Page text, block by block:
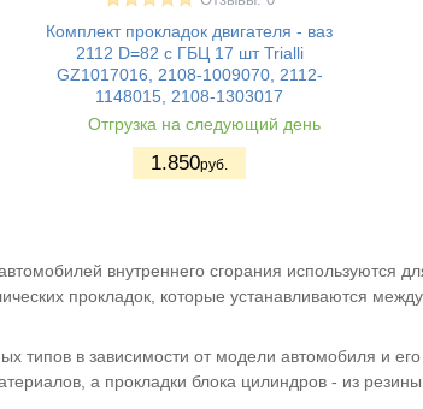
Комплект прокладок двигателя - ваз
2112 D=82 с ГБЦ 17 шт Trialli
GZ1017016, 2108-1009070, 2112-
1148015, 2108-1303017
Отгрузка на следующий день
1.850руб.
внутреннего сгорания используются
прокладок, которые устанавливаются
типов в зависимости от модели автомобиля и
а прокладки блока цилиндров - из